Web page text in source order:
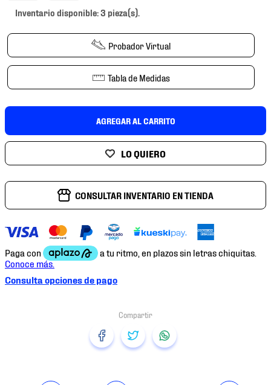
Inventario disponible: 3 pieza(s).
Probador Virtual
Tabla de Medidas
AGREGAR AL CARRITO
CONSULTAR INVENTARIO EN TIENDA
Consulta opciones de pago
10. tenis nike